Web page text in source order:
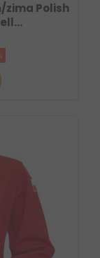
zima Polish